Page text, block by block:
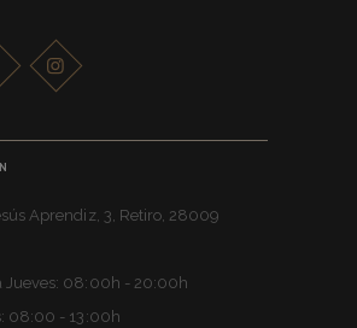
Aprendiz, 3, Retiro, 28009
Jueves: 08:00h - 20:00h
08:00 - 13:00h